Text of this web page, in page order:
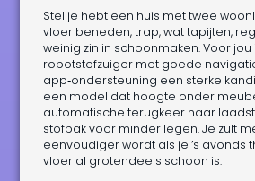
Stel je hebt een huis met twee
vloer beneden, trap, wat tapijten,
weinig zin in schoonmaken. Voor jou
robotstofzuiger met goede
app‑ondersteuning een sterke
een model dat hoogte onder
automatische terugkeer naar
stofbak voor minder legen. Je zult
eenvoudiger wordt als je ’s avonds
vloer al grotendeels schoon is.